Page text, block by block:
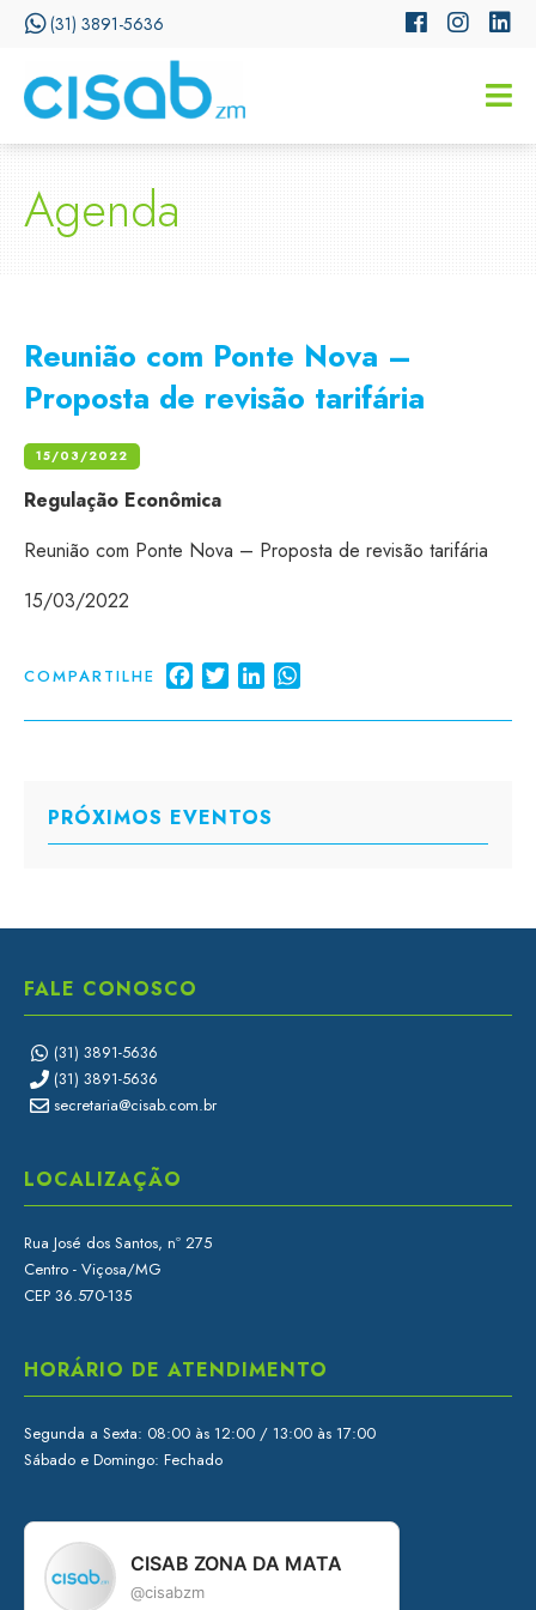
(31) 3891-5636
Agenda
Reunião com Ponte Nova –
Proposta de revisão tarifária
15/03/2022
Regulação Econômica
Reunião com Ponte Nova – Proposta de revisão tarifária
15/03/2022
COMPARTILHE FacebookTwitterLinkedIn
PRÓXIMOS EVENTOS
FALE CONOSCO
(31) 3891-5636
(31) 3891-5636
secretaria@cisab.com.br
LOCALIZAÇÃO
Rua José dos Santos, nº 275
Centro - Viçosa/MG
CEP 36.570-135
HORÁRIO DE ATENDIMENTO
Segunda a Sexta: 08:00 às 12:00 / 13:00 às 17:00
Sábado e Domingo: Fechado
CISAB ZONA DA MATA
@cisabzm
CISSA
Assistente Virtual do CISAB